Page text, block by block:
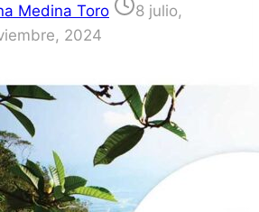
Medina Toro
8 julio,
2024